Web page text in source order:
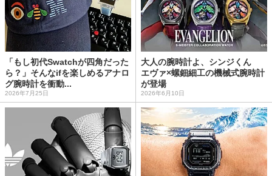
「もし初代Swatchが四角だった
ら？」そんなifを楽しめるアナロ
グ腕時計を衝動...
2026年7月25日
大人の腕時計よ、シンジくん
エヴァ×螺鈿細工の機械式腕時計
が登場
2026年6月10日